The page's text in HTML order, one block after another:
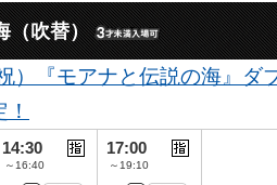
（吹替）
）『モアナと伝説の海』ダ
14:30
～16:40
17:00
～19:10